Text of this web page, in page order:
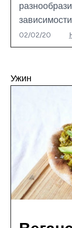
зависимости
02/02/20
Ужин